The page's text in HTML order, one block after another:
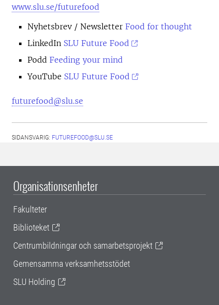
www.slu.se/futurefood
Nyhetsbrev / Newsletter Food for thought
LinkedIn SLU Future Food
Podd Feeding your mind
YouTube SLU Future Food
futurefood@slu.se
SIDANSVARIG: FUTUREFOOD@SLU.SE
Organisationsenheter
Fakulteter
Biblioteket
Centrumbildningar och samarbetsprojekt
Gemensamma verksamhetsstödet
SLU Holding